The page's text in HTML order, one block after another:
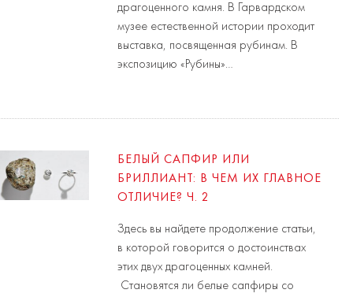
драгоценного камня. В Гарвардском
музее естественной истории проходит
выставка, посвященная рубинам. В
экспозицию «Рубины»…
БЕЛЫЙ САПФИР ИЛИ
БРИЛЛИАНТ: В ЧЕМ ИХ ГЛАВНОЕ
ОТЛИЧИЕ? Ч. 2
Здесь вы найдете продолжение статьи,
в которой говорится о достоинствах
этих двух драгоценных камней.
Становятся ли белые сапфиры со